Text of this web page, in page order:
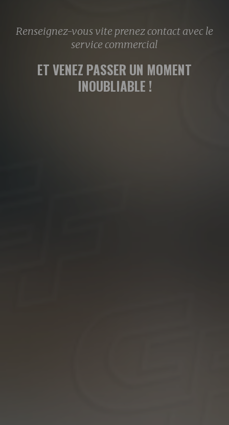
Renseignez-vous vite prenez contact avec le
service commercial
ET VENEZ PASSER UN MOMENT
INOUBLIABLE !